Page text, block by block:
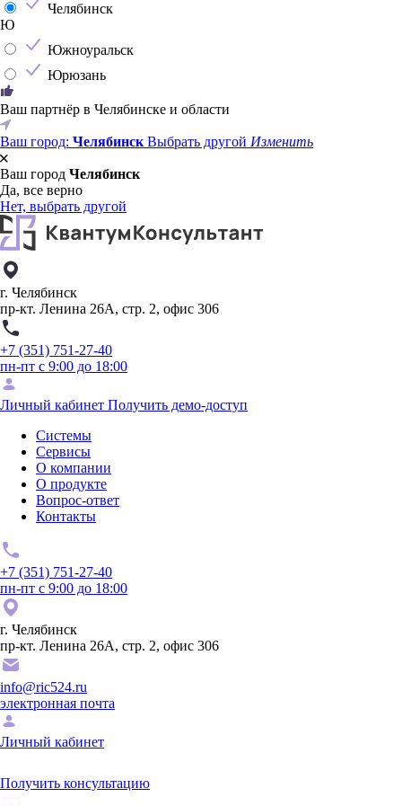
Челябинск
Ю
Южноуральск
Юрюзань
Ваш партнёр в Челябинске и области
Ваш город: Челябинск Выбрать другой Изменить
Ваш город Челябинск
Да, все верно
Нет, выбрать другой
г. Челябинск
пр-кт. Ленина 26А, стр. 2, офис 306
+7 (351) 751-27-40
пн-пт с 9:00 до 18:00
Личный кабинет Получить демо-доступ
Системы
Сервисы
О компании
О продукте
Вопрос-ответ
Контакты
+7 (351) 751-27-40
пн-пт с 9:00 до 18:00
г. Челябинск
пр-кт. Ленина 26А, стр. 2, офис 306
info@ric524.ru
электронная почта
Личный кабинет
Получить консультацию